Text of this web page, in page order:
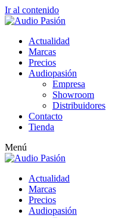
Ir al contenido
Actualidad
Marcas
Precios
Audiopasión
Empresa
Showroom
Distribuidores
Contacto
Tienda
Menú
Actualidad
Marcas
Precios
Audiopasión